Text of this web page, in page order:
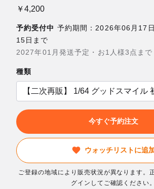
￥4,200
予約受付中 予約期間：2026年06月17
15日まで
2027年01月発送予定・お1人様3点まで
種類
今すぐ予約注文
ウォッチリストに追
ご登録の地域により販売状況が異なります。
グインしてご確認ください。